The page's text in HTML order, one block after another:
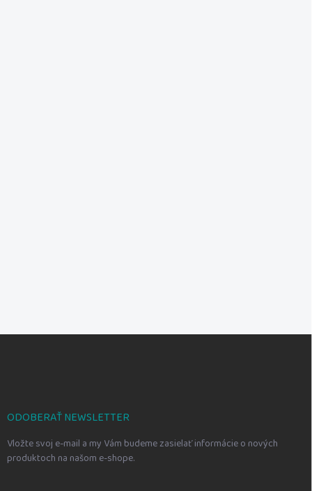
Z
ODOBERAŤ NEWSLETTER
Vložte svoj e-mail a my Vám budeme zasielať informácie o nových
produktoch na našom e-shope.